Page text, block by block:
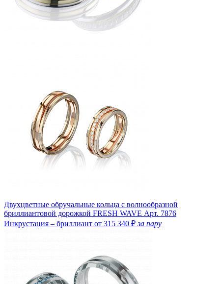
Двухцветные обручальные кольца с волнообразной
бриллиантовой дорожкой FRESH WAVE Арт. 7876
Инкрустация – бриллиант от 315 340 ₽за пару